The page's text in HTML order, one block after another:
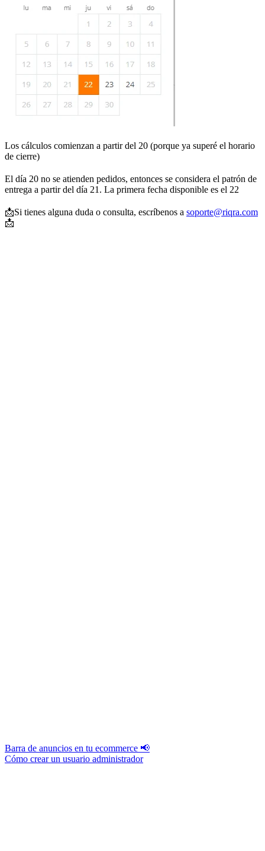
Los cálculos comienzan a partir del 20 (porque ya superé el horario
de cierre)
El día 20 no se atienden pedidos, entonces se considera el patrón de
entrega a partir del día 21. La primera fecha disponible es el 22
📩Si tienes alguna duda o consulta, escríbenos a soporte@riqra.com
📩
Barra de anuncios en tu ecommerce 📢
Cómo crear un usuario administrador